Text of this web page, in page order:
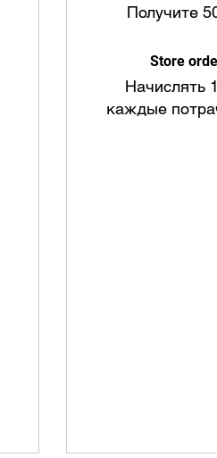
Получите
Store
Начислять
каждые